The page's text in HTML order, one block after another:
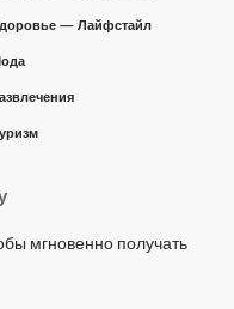
— Лайфстайл
мгновенно получать